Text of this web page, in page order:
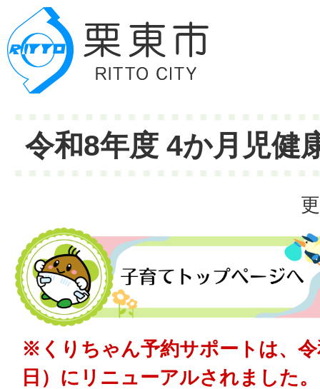
令和8年度 4か月児健
※くりちゃん予約サポートは、
日）にリニューアルされました。